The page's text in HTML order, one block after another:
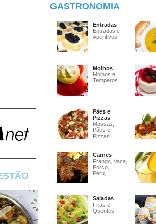
GASTRONOMIA
Entradas
Entradas e
Aperitivos
Molhos
Molhos e
Temperos
Pães e
Pizzas
Massas,
Pães e
Pizzas
Carnes
Frango, Vaca,
Porco,
Peru,...
Saladas
Frias e
Quentes